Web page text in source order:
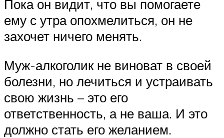
Пока он видит, что вы помогаете
ему с утра опохмелиться, он не
захочет ничего менять.
Муж-алкоголик не виноват в своей
болезни, но лечиться и устраивать
свою жизнь – это его
ответственность, а не ваша. И это
должно стать его желанием.